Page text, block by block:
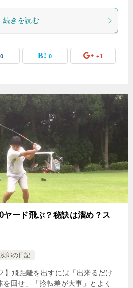
続きを読む
0 0 +1
ヤード飛ぶ？秘訣は溜め？ス
郎の日記
】飛距離を出すには「出来るだけ
回せ」「捻転差が大事」とよく